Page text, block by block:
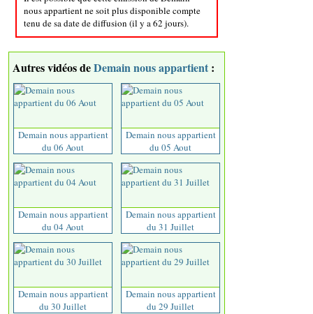
nous appartient ne soit plus disponible compte
tenu de sa date de diffusion (il y a 62 jours).
Autres vidéos deDemain nous appartient :
Demain nous appartient
du 06 Aout
Demain nous appartient
du 05 Aout
Demain nous appartient
du 04 Aout
Demain nous appartient
du 31 Juillet
Demain nous appartient
du 30 Juillet
Demain nous appartient
du 29 Juillet